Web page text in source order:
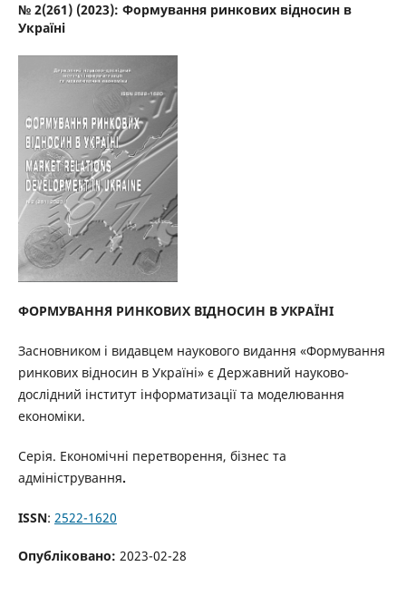
№ 2(261) (2023): Формування ринкових відносин в
Україні
ФОРМУВАННЯ РИНКОВИХ ВІДНОСИН В УКРАЇНІ
Засновником і видавцем наукового видання «Формування
ринкових відносин в Україні» є Державний науково-
дослідний інститут інформатизації та моделювання
економіки.
Серія. Економічні перетворення, бізнес та
адміністрування.
ISSN: 2522-1620
Опубліковано: 2023-02-28